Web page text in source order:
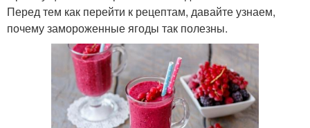
Перед тем как перейти к рецептам, давайте узнаем,
почему замороженные ягоды так полезны.